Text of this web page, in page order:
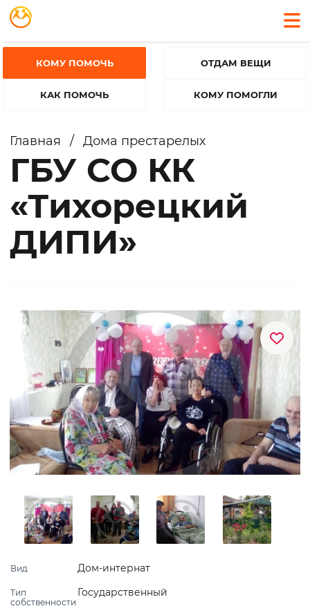
КОМУ ПОМОЧЬ
КАК ПОМОЧЬ
ОТДАМ ВЕЩИ
КОМУ ПОМОГЛИ
Главная / Дома престарелых
ГБУ СО КК
«Тихорецкий
ДИПИ»
Вид Дом-интернат
Тип
собственности
Государственный